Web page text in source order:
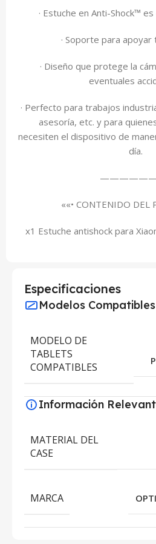
· Estuche en Anti-Shock™
· Soporte para
· Diseño que protege la
eventuales
· Perfecto para trabajos
asesoría, etc. y para
necesiten el dispositivo de
día.
««• CONTENIDO DEL
x1 Estuche antishock para
Especificaciones
Modelos Compatibles
MODELO DE
TABLETS
COMPATIBLES
Información
MATERIAL DEL
CASE
MARCA